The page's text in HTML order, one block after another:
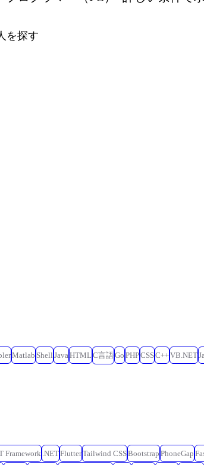
を探す
Matlab Shell JavaHTML C言語Go PHPCSSC++VB.NET
Framework .NETFlutterTailwind CSSBootstrap PhoneGap